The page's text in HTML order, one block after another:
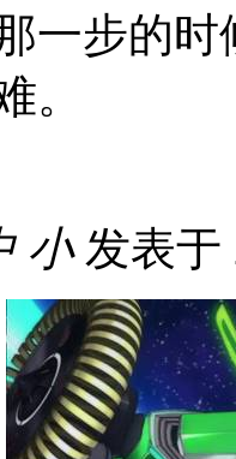
一步的
。
小发表于